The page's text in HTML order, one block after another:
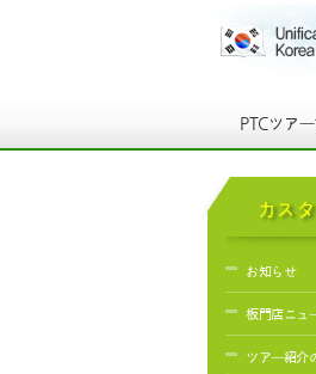
PTCツア
カス
お知らせ
板門店ニュ
ツアー紹介